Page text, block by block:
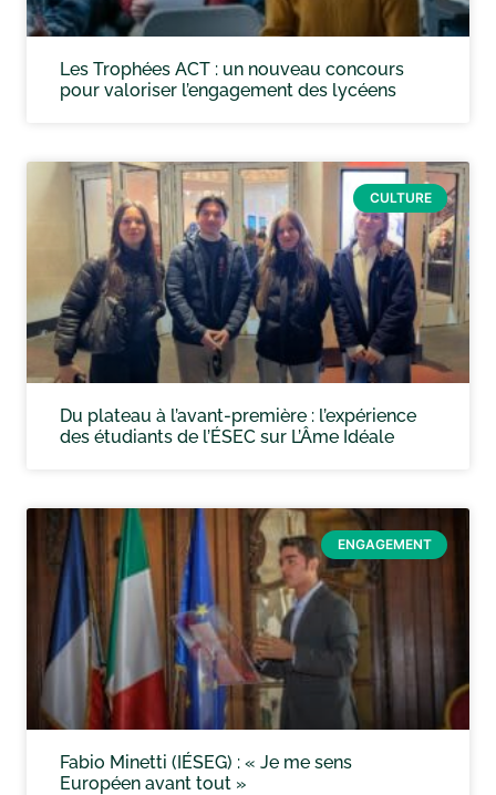
Les Trophées ACT : un nouveau concours
pour valoriser l’engagement des lycéens
CULTURE
Du plateau à l’avant-première : l’expérience
des étudiants de l’ÉSEC sur L’Âme Idéale
ENGAGEMENT
Fabio Minetti (IÉSEG) : « Je me sens
Européen avant tout »